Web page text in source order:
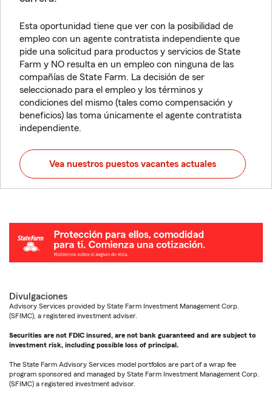
Esta oportunidad tiene que ver con la posibilidad de
empleo con un agente contratista independiente que
pide una solicitud para productos y servicios de State
Farm y NO resulta en un empleo con ninguna de las
compañías de State Farm. La decisión de ser
seleccionado para el empleo y los términos y
condiciones del mismo (tales como compensación y
beneficios) las toma únicamente el agente contratista
independiente.
Vea nuestros puestos vacantes actuales
Divulgaciones
Advisory Services provided by State Farm Investment Management Corp.
(SFIMC), a registered investment adviser.
Securities are not FDIC insured, are not bank guaranteed and are subject to
investment risk, including possible loss of principal.
The State Farm Advisory Services model portfolios are part of a wrap fee
program sponsored and managed by State Farm Investment Management Corp.
(SFIMC) a registered investment advisor.